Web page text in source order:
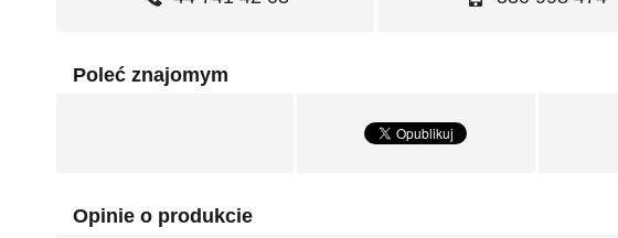
Poleć znajomym
Opinie o produkcie